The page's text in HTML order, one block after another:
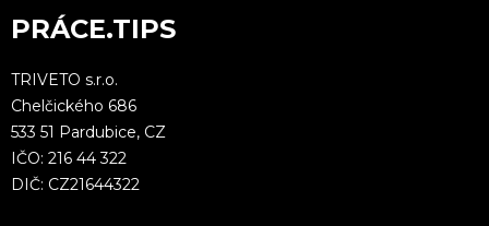
PRÁCE.TIPS
TRIVETO s.r.o.
Chelčického 686
533 51 Pardubice, CZ
IČO: 216 44 322
DIČ: CZ21644322